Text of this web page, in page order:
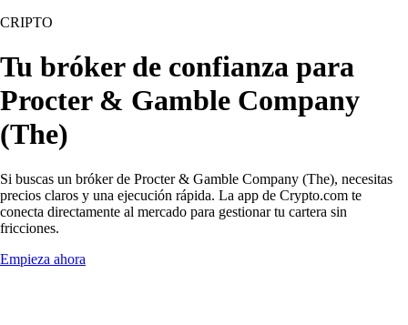
CRIPTO
Tu bróker de confianza para
Procter & Gamble Company
(The)
Si buscas un bróker de Procter & Gamble Company (The), necesitas
precios claros y una ejecución rápida. La app de Crypto.com te
conecta directamente al mercado para gestionar tu cartera sin
fricciones.
Empieza ahora